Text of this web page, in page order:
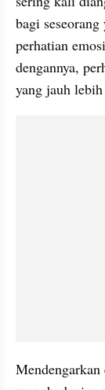
bagi
perhatian
dengannya,
yang jauh lebih